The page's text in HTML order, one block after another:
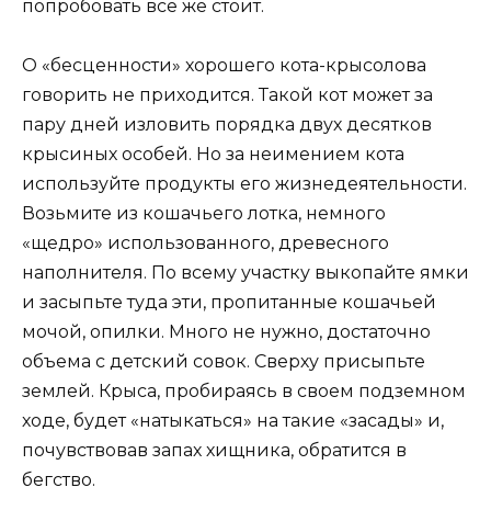
попробовать все же стоит.
О «бесценности» хорошего кота-крысолова
говорить не приходится. Такой кот может за
пару дней изловить порядка двух десятков
крысиных особей. Но за неимением кота
используйте продукты его жизнедеятельности.
Возьмите из кошачьего лотка, немного
«щедро» использованного, древесного
наполнителя. По всему участку выкопайте ямки
и засыпьте туда эти, пропитанные кошачьей
мочой, опилки. Много не нужно, достаточно
объема с детский совок. Сверху присыпьте
землей. Крыса, пробираясь в своем подземном
ходе, будет «натыкаться» на такие «засады» и,
почувствовав запах хищника, обратится в
бегство.